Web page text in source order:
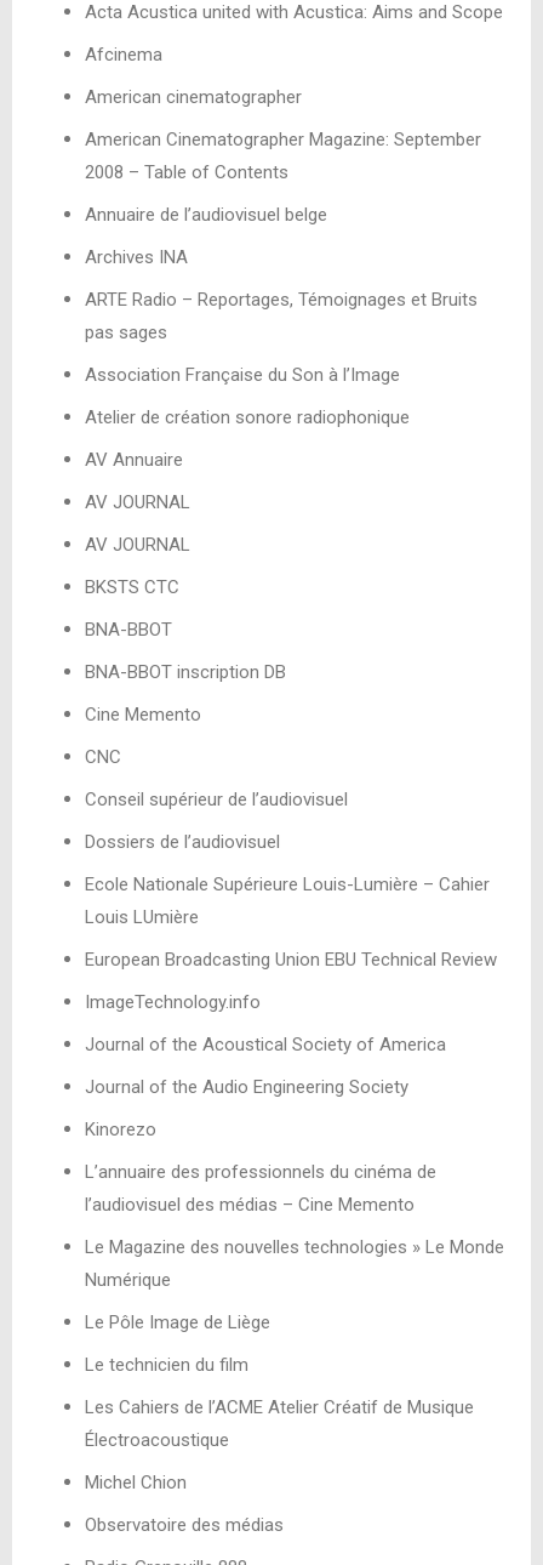
Acta Acustica united with Acustica: Aims and Scope
Afcinema
American cinematographer
American Cinematographer Magazine: September
2008 – Table of Contents
Annuaire de l’audiovisuel belge
Archives INA
ARTE Radio – Reportages, Témoignages et Bruits
pas sages
Association Française du Son à l’Image
Atelier de création sonore radiophonique
AV Annuaire
AV JOURNAL
AV JOURNAL
BKSTS CTC
BNA-BBOT
BNA-BBOT inscription DB
Cine Memento
CNC
Conseil supérieur de l’audiovisuel
Dossiers de l’audiovisuel
Ecole Nationale Supérieure Louis-Lumière – Cahier
Louis LUmière
European Broadcasting Union EBU Technical Review
ImageTechnology.info
Journal of the Acoustical Society of America
Journal of the Audio Engineering Society
Kinorezo
L’annuaire des professionnels du cinéma de
l’audiovisuel des médias – Cine Memento
Le Magazine des nouvelles technologies » Le Monde
Numérique
Le Pôle Image de Liège
Le technicien du film
Les Cahiers de l’ACME Atelier Créatif de Musique
Électroacoustique
Michel Chion
Observatoire des médias